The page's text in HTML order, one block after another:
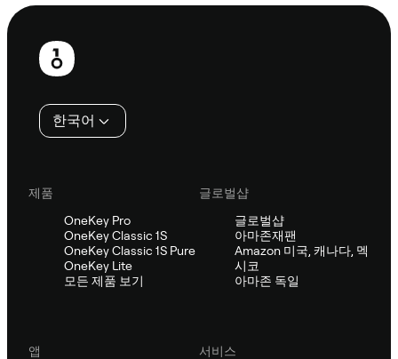
보
한국어
제품
OneKey Pro
OneKey Classic 1S
OneKey Classic 1S Pure
OneKey Lite
모든 제품 보기
글로벌샵
글로벌샵
아마존재팬
Amazon 미국, 캐나다, 멕
시코
아마존 독일
앱
서비스